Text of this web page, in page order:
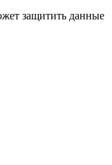
защитить данные